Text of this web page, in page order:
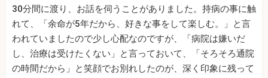
30分間に渡り、お話を伺うことがありました。持病の事に触
れて、「余命が5年だから、好きな事をして楽しむ。」と言
われていましたので少し心配なのですが、「病院は嫌いだ
し、治療は受けたくない」と言っておいて、「そろそろ通院
の時間だから」と笑顔でお別れしたのが、深く印象に残って